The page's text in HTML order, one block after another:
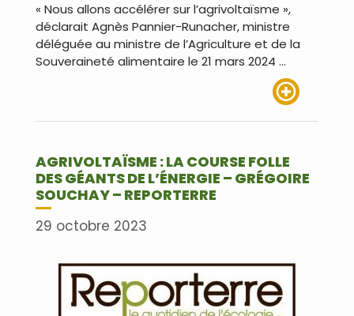
« Nous allons accélérer sur l’agrivoltaïsme »,
déclarait Agnès Pannier-Runacher, ministre
déléguée au ministre de l’Agriculture et de la
Souveraineté alimentaire le 21 mars 2024 …
AGRIVOLTAÏSME : LA COURSE FOLLE
DES GÉANTS DE L’ÉNERGIE – GRÉGOIRE
SOUCHAY – REPORTERRE
29 octobre 2023